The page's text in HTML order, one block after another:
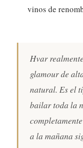
vinos de
Hvar
glamour de
natural. Es el
bailar toda la
a la mañana